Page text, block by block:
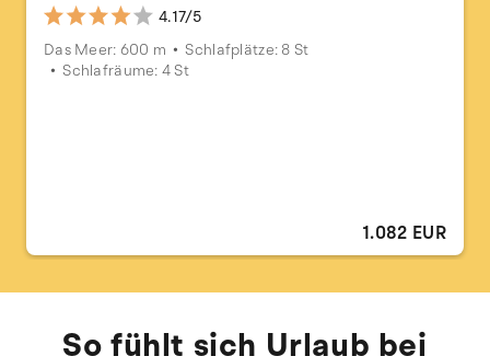
4.17/5
Das Meer: 600 m
Schlafplätze: 8 St
Schlafräume: 4 St
1.082 EUR
So fühlt sich Urlaub bei